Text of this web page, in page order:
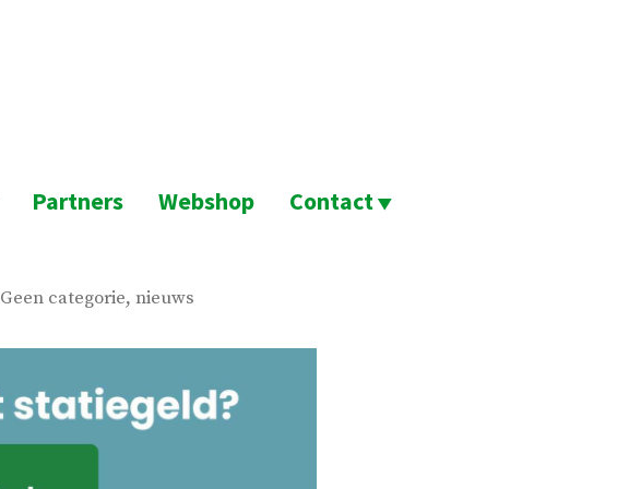
Partners Webshop Contact
Geplaatst
Geen categorie, nieuws